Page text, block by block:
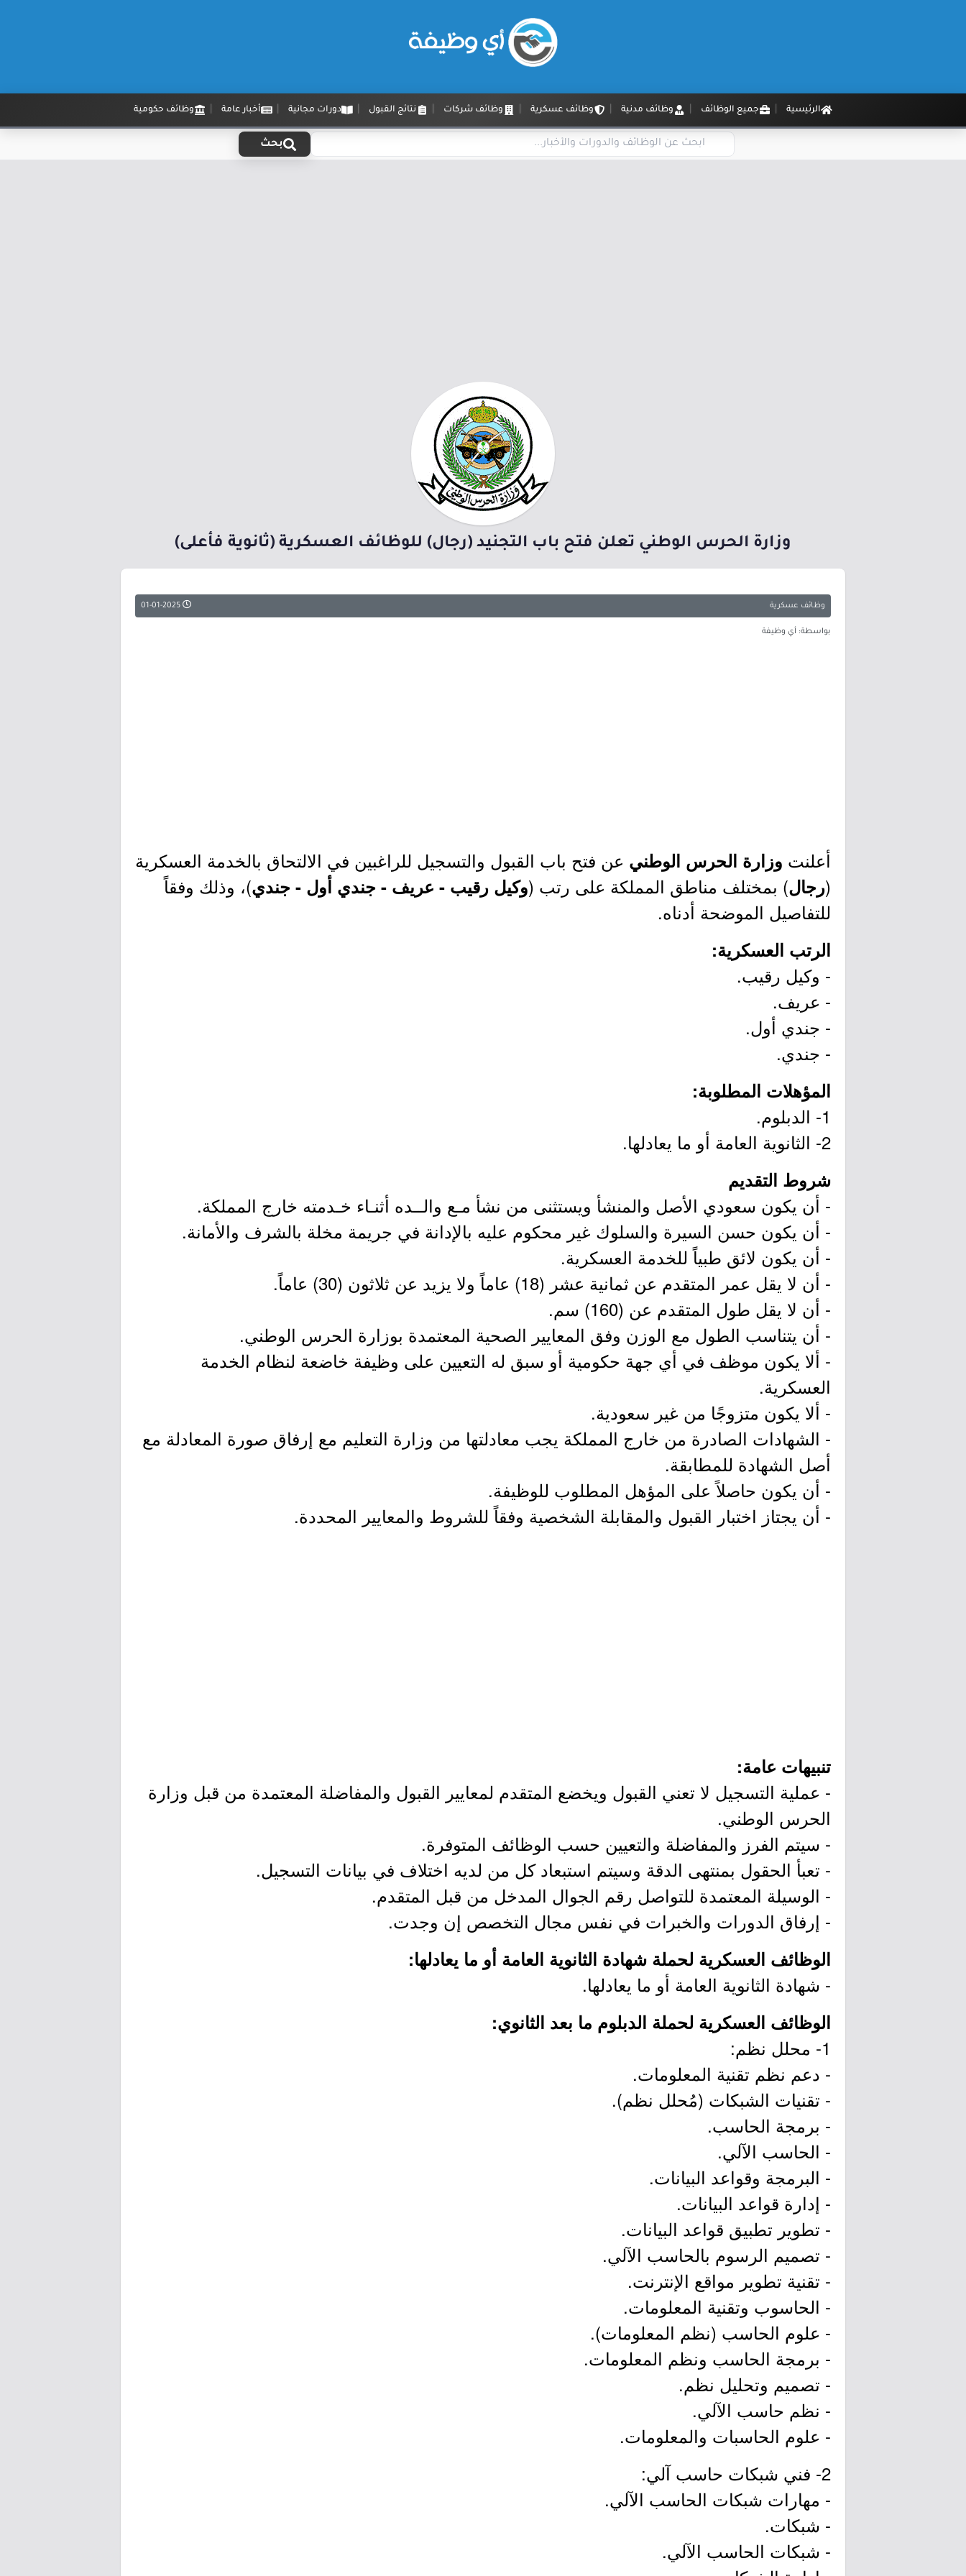
الرئيسية جميع الوظائف وظائف مدنية وظائف عسكرية وظائف شركات نتائج القبول دورات مجانية أخبار عامة وظائف حكومية
بحث
وزارة الحرس الوطني تعلن فتح باب التجنيد (رجال) للوظائف العسكرية (ثانوية فأعلى)
وظائف عسكرية
بواسطة: أي وظيفة
أعلنت وزارة الحرس الوطني عن فتح باب القبول والتسجيل للراغبين في الالتحاق بالخدمة العسكرية
(رجال) بمختلف مناطق المملكة على رتب (وكيل رقيب - عريف - جندي أول - جندي)، وذلك وفقاً
للتفاصيل الموضحة أدناه.
الرتب العسكرية:
- وكيل رقيب.
- عريف.
- جندي أول.
- جندي.
المؤهلات المطلوبة:
1- الدبلوم.
2- الثانوية العامة أو ما يعادلها.
شروط التقديم
- أن يكون سعودي الأصل والمنشأ ويستثنى من نشأ مـع والــده أثنـاء خـدمته خارج المملكة.
- أن يكون حسن السيرة والسلوك غير محكوم عليه بالإدانة في جريمة مخلة بالشرف والأمانة.
- أن يكون لائق طبياً للخدمة العسكرية.
- أن لا يقل عمر المتقدم عن ثمانية عشر (18) عاماً ولا يزيد عن ثلاثون (30) عاماً.
- أن لا يقل طول المتقدم عن (160) سم.
- أن يتناسب الطول مع الوزن وفق المعايير الصحية المعتمدة بوزارة الحرس الوطني.
- ألا يكون موظف في أي جهة حكومية أو سبق له التعيين على وظيفة خاضعة لنظام الخدمة
العسكرية.
- ألا يكون متزوجًا من غير سعودية.
- الشهادات الصادرة من خارج المملكة يجب معادلتها من وزارة التعليم مع إرفاق صورة المعادلة مع
أصل الشهادة للمطابقة.
- أن يكون حاصلاً على المؤهل المطلوب للوظيفة.
- أن يجتاز اختبار القبول والمقابلة الشخصية وفقاً للشروط والمعايير المحددة.
تنبيهات عامة:
- عملية التسجيل لا تعني القبول ويخضع المتقدم لمعايير القبول والمفاضلة المعتمدة من قبل وزارة
الحرس الوطني.
- سيتم الفرز والمفاضلة والتعيين حسب الوظائف المتوفرة.
- تعبأ الحقول بمنتهى الدقة وسيتم استبعاد كل من لديه اختلاف في بيانات التسجيل.
- الوسيلة المعتمدة للتواصل رقم الجوال المدخل من قبل المتقدم.
- إرفاق الدورات والخبرات في نفس مجال التخصص إن وجدت.
الوظائف العسكرية لحملة شهادة الثانوية العامة أو ما يعادلها:
- شهادة الثانوية العامة أو ما يعادلها.
الوظائف العسكرية لحملة الدبلوم ما بعد الثانوي:
1- محلل نظم:
- دعم نظم تقنية المعلومات.
- تقنيات الشبكات (مُحلل نظم).
- برمجة الحاسب.
- الحاسب الآلي.
- البرمجة وقواعد البيانات.
- إدارة قواعد البيانات.
- تطوير تطبيق قواعد البيانات.
- تصميم الرسوم بالحاسب الآلي.
- تقنية تطوير مواقع الإنترنت.
- الحاسوب وتقنية المعلومات.
- علوم الحاسب (نظم المعلومات).
- برمجة الحاسب ونظم المعلومات.
- تصميم وتحليل نظم.
- نظم حاسب الآلي.
- علوم الحاسبات والمعلومات.
2- فني شبكات حاسب آلي:
- مهارات شبكات الحاسب الآلي.
- شبكات.
- شبكات الحاسب الآلي.